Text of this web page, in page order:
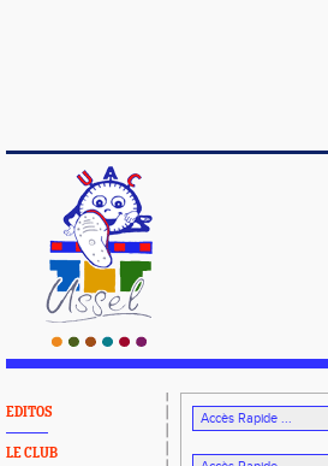
EDITOS
LE CLUB